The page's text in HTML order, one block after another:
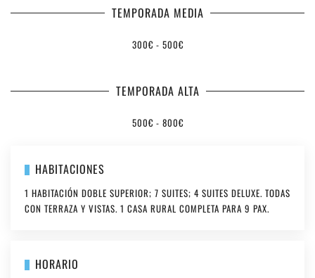
TEMPORADA MEDIA
300€ - 500€
TEMPORADA ALTA
500€ - 800€
HABITACIONES
1 HABITACIÓN DOBLE SUPERIOR; 7 SUITES; 4 SUITES DELUXE. TODAS
CON TERRAZA Y VISTAS. 1 CASA RURAL COMPLETA PARA 9 PAX.
HORARIO